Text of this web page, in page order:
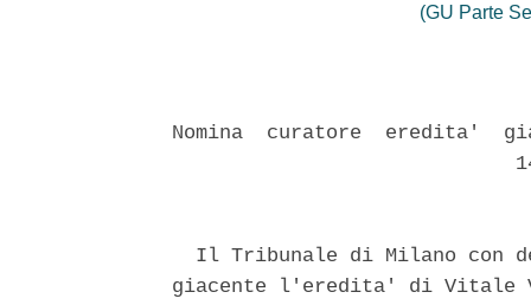
(GU Parte
Nomina  curatore  eredita'
Il Tribunale di Milano con
giacente l'eredita' di Vitale